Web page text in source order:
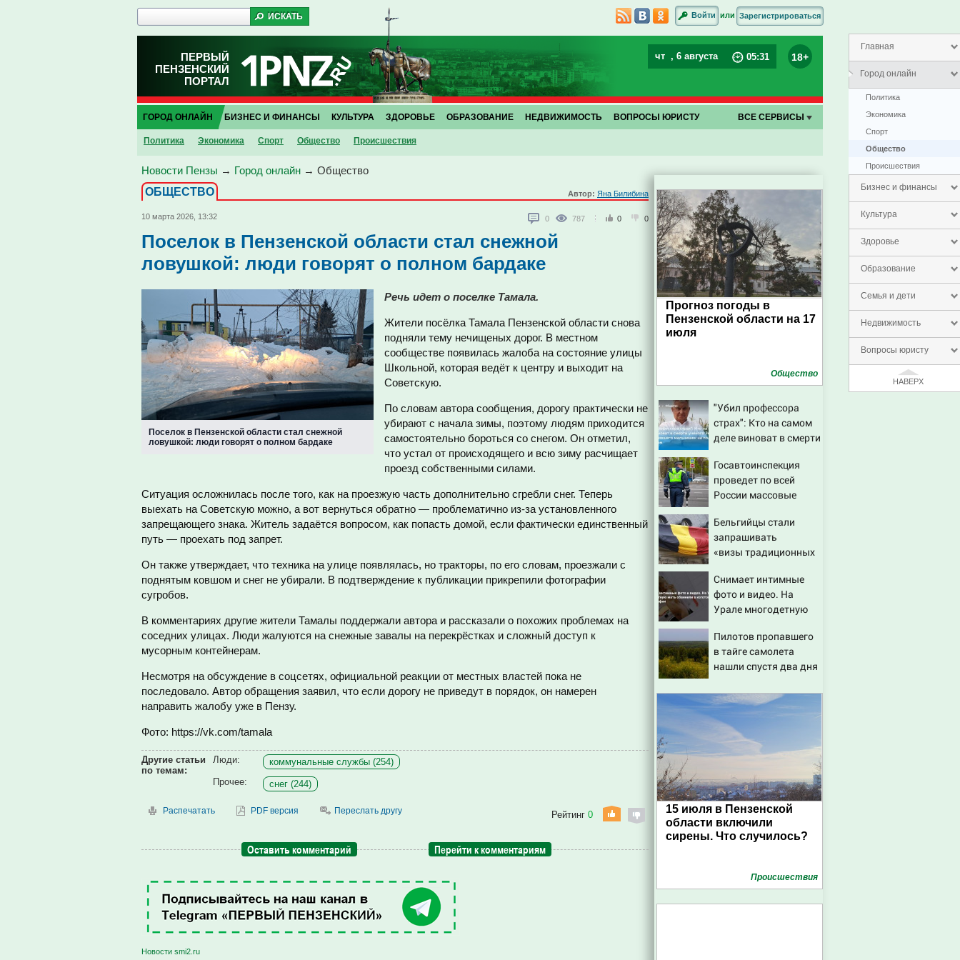
Главная
Город онлайн
Политика
Экономика
Спорт
Общество
Проиcшествия
Бизнес и финансы
Культура
Здоровье
Образование
Семья и дети
Недвижимость
Вопросы юристу
НАВЕРХ
Войти или Зарегистрироваться
ПЕРВЫЙ
ПЕНЗЕНСКИЙ
ПОРТАЛ
чт , 6 августа 05:31 18+
ГОРОД ОНЛАЙН
Политика Экономика Спорт Общество Проиcшествия
БИЗНЕС И ФИНАНСЫ КУЛЬТУРА ЗДОРОВЬЕ ОБРАЗОВАНИЕ НЕДВИЖИМОСТЬ ВОПРОСЫ ЮРИСТУ ВСЕ СЕРВИСЫ
Новости Пензы → Город онлайн → Общество
ОБЩЕСТВО
Автор: Яна Билибина
10 марта 2026, 13:32 0 787 0 0
Поселок в Пензенской области стал снежной
ловушкой: люди говорят о полном бардаке
Поселок в Пензенской области стал снежной
ловушкой: люди говорят о полном бардаке
Речь идет о поселке Тамала.
Жители посёлка Тамала Пензенской области снова
подняли тему нечищеных дорог. В местном
сообществе появилась жалоба на состояние улицы
Школьной, которая ведёт к центру и выходит на
Советскую.
По словам автора сообщения, дорогу практически не
убирают с начала зимы, поэтому людям приходится
самостоятельно бороться со снегом. Он отметил,
что устал от происходящего и всю зиму расчищает
проезд собственными силами.
Ситуация осложнилась после того, как на проезжую часть дополнительно сгребли снег. Теперь
выехать на Советскую можно, а вот вернуться обратно — проблематично из-за установленного
запрещающего знака. Житель задаётся вопросом, как попасть домой, если фактически единственный
путь — проехать под запрет.
Он также утверждает, что техника на улице появлялась, но тракторы, по его словам, проезжали с
поднятым ковшом и снег не убирали. В подтверждение к публикации прикрепили фотографии
сугробов.
В комментариях другие жители Тамалы поддержали автора и рассказали о похожих проблемах на
соседних улицах. Люди жалуются на снежные завалы на перекрёстках и сложный доступ к
мусорным контейнерам.
Несмотря на обсуждение в соцсетях, официальной реакции от местных властей пока не
последовало. Автор обращения заявил, что если дорогу не приведут в порядок, он намерен
направить жалобу уже в Пензу.
Фото: https://vk.com/tamala
Другие статьи
по темам:
Люди:
коммунальные службы (254)
Прочее:
снег (244)
Распечатать PDF версия Переслать другу Рейтинг 0
Оставить комментарий Перейти к комментариям
Новости smi2.ru
Прогноз погоды в
Пензенской области на 17
июля
Общество
"Убил профессора
страх": Кто на самом
деле виноват в смерти
остановившего
мальчишек на поле с
горохом
Госавтоинспекция
проведет по всей
России массовые
Бельгийцы стали
запрашивать
«визы традиционных
посольстве РФ
Снимает интимные
фото и видео. На
Урале многодетную
изготовлении
порнографии
Пилотов пропавшего
в тайге самолета
нашли спустя два дня
15 июля в Пензенской
области включили
сирены. Что случилось?
Проиcшествия